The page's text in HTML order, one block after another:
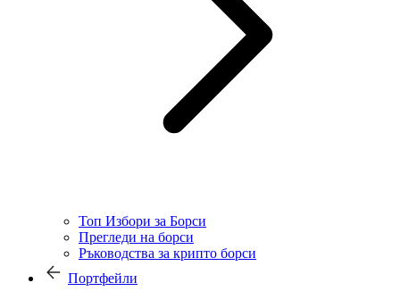
Топ Избори за Борси
Прегледи на борси
Ръководства за крипто борси
Портфейли